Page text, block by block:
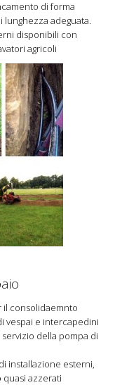
di forma
adeguata.
disponibili con
agricoli
il consolidaemnto
vespai e intercapedini
della pompa di
installazione esterni,
azzerati